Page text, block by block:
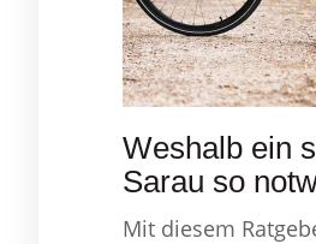
Weshalb ein
Sarau so
Mit diesem